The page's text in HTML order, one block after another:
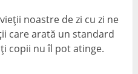
noastre de zi cu zi ne
care arată un standard
copii nu îl pot atinge.